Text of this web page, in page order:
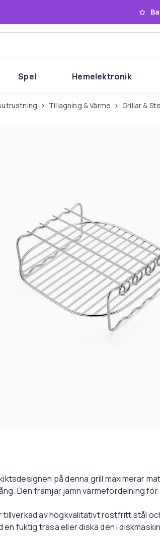
Spel Hemelektronik
Tillagning & Värme Grillar &
på denna grill maximerar
Den främjar jämn värmefördelning
tillverkad av högkvalitativt rostfritt stål
en fuktig trasa eller diska den i